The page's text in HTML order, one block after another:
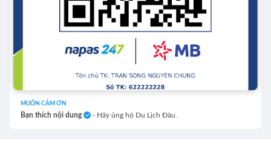
MUỐN CẢM ƠN
Bạn thích nội dung - Hãy ủng hộ Du Lịch Đâu.